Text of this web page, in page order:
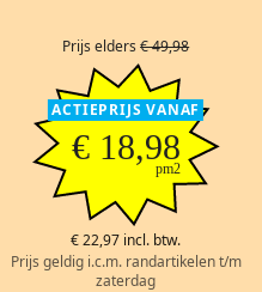
Prijs elders€ 49,98
ACTIEPRIJS VANAF
€ 18,98
pm2
€ 22,97 incl. btw.
Prijs geldig i.c.m. randartikelen t/m
zaterdag